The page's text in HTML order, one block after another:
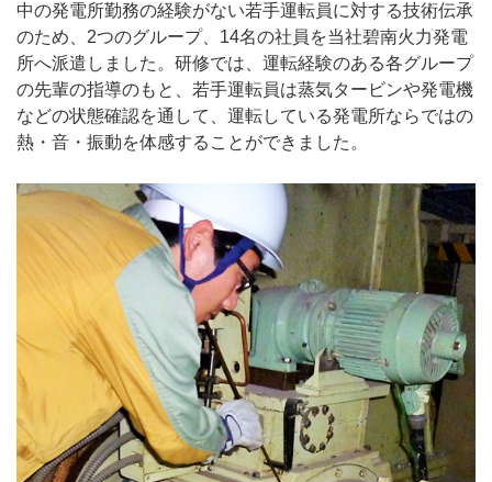
中の発電所勤務の経験がない若手運転員に対する技術伝承
のため、2つのグループ、14名の社員を当社碧南火力発電
所へ派遣しました。研修では、運転経験のある各グループ
の先輩の指導のもと、若手運転員は蒸気タービンや発電機
などの状態確認を通して、運転している発電所ならではの
熱・音・振動を体感することができました。